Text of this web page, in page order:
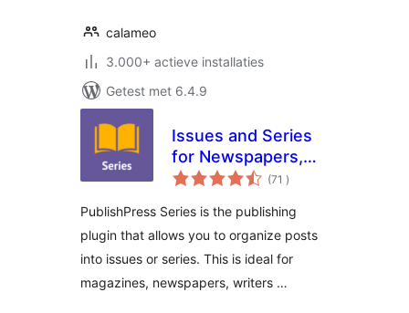
calameo
3.000+ actieve installaties
Getest met 6.4.9
Issues and Series
for Newspapers,
Magazines, (71 aantal
beoordelingen
)
PublishPress Series is the publishing
plugin that allows you to organize posts
into issues or series. This is ideal for
magazines, newspapers, writers …